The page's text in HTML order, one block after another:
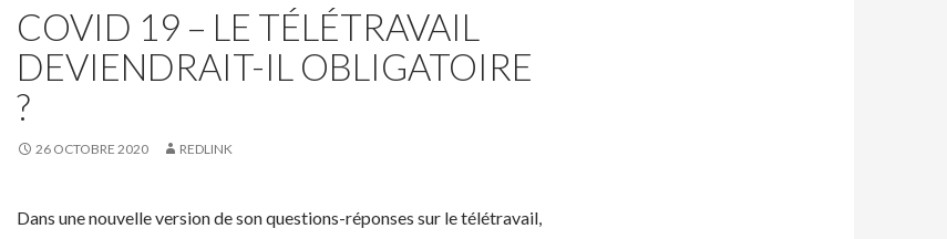
COVID 19 – LE TÉLÉTRAVAIL
DEVIENDRAIT-IL OBLIGATOIRE
?
26 OCTOBRE 2020 REDLINK
Dans une nouvelle version de son questions-réponses sur le télétravail,